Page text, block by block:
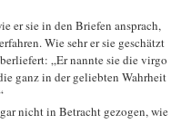
er sie in den Briefen ansprach,
Wie sehr er sie geschätzt
„Er nannte sie die virgo
ganz in der geliebten Wahrheit
nicht in Betracht gezogen, wie